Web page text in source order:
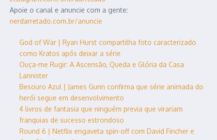
Apoie o canal e anuncie com a gente:
nerdarretado.com.br/anuncie
God of War | Ryan Hurst compartilha foto caracterizado
como Kratos após deixar a série
Ouça-me Rugir: A Ascensão, Queda e Glória da Casa
Lannister
Besouro Azul | James Gunn confirma que série animada do
herói segue em desenvolvimento
4 livros de fantasia que ninguém previa que virariam
franquias de sucesso estrondoso
Round 6 | Netflix engaveta spin-off com David Fincher e